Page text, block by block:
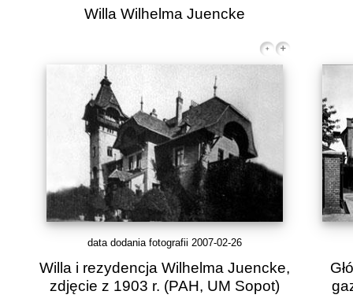
Willa Wilhelma Juencke
data dodania fotografii 2007-02-26
Willa i rezydencja Wilhelma Juencke,
zdjęcie z 1903 r. (PAH, UM Sopot)